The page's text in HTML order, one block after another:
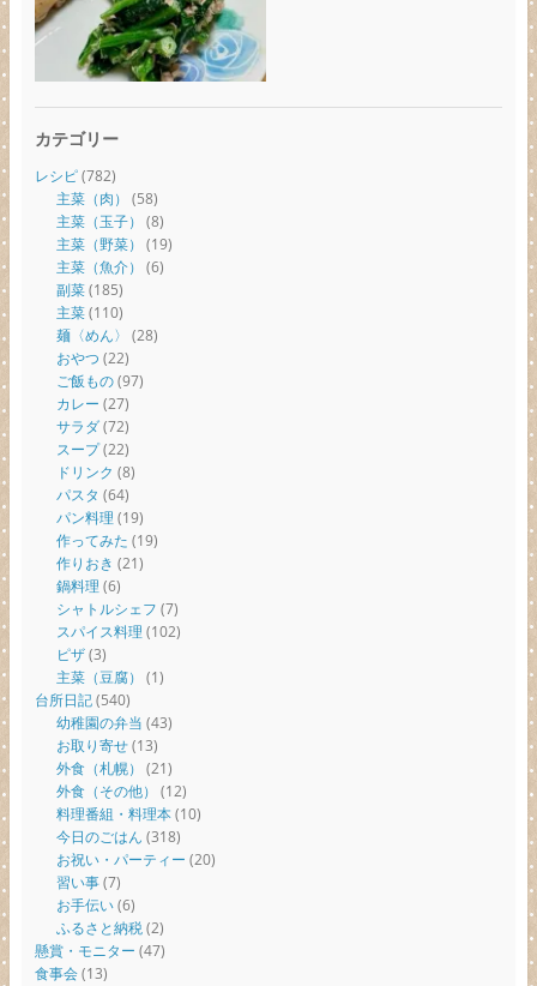
カテゴリー
レシピ(782)
主菜（肉） (58)
主菜（玉子） (8)
主菜（野菜） (19)
主菜（魚介） (6)
副菜(185)
主菜(110)
麺〈めん〉 (28)
おやつ (22)
ご飯もの(97)
カレー (27)
サラダ(72)
スープ(22)
ドリンク (8)
パスタ (64)
パン料理 (19)
作ってみた (19)
作りおき (21)
鍋料理 (6)
シャトルシェフ (7)
スパイス料理 (102)
ピザ(3)
主菜（豆腐） (1)
台所日記(540)
幼稚園の弁当 (43)
お取り寄せ(13)
外食（札幌） (21)
外食（その他） (12)
料理番組・料理本(10)
今日のごはん (318)
お祝い・パーティー (20)
習い事(7)
お手伝い(6)
ふるさと納税(2)
懸賞・モニター (47)
食事会(13)